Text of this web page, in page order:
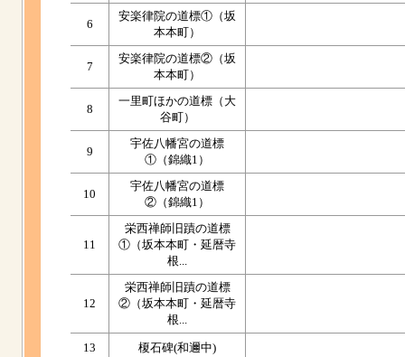
6
安楽律院の道標①（坂
本本町）
7
安楽律院の道標②（坂
本本町）
8
一里町ほかの道標（大
谷町）
9
宇佐八幡宮の道標
①（錦織1）
10
宇佐八幡宮の道標
②（錦織1）
11
栄西禅師旧蹟の道標
①（坂本本町・延暦寺
根...
12
栄西禅師旧蹟の道標
②（坂本本町・延暦寺
根...
13 榎石碑(和邇中)